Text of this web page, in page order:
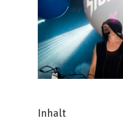
Inhalt